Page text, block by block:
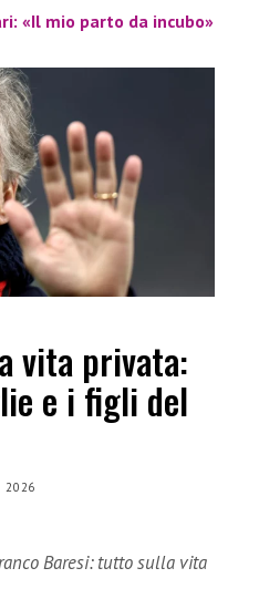
«Il mio parto da incubo»
vita privata:
e i figli del
2026
Baresi: tutto sulla vita